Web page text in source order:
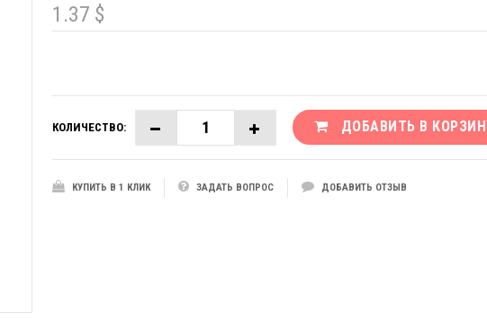
1.37 $
КОЛИЧЕСТВО: ДОБАВИТЬ В
КУПИТЬ В 1 КЛИК ЗАДАТЬ ВОПРОС ДОБАВИТЬ ОТЗЫВ